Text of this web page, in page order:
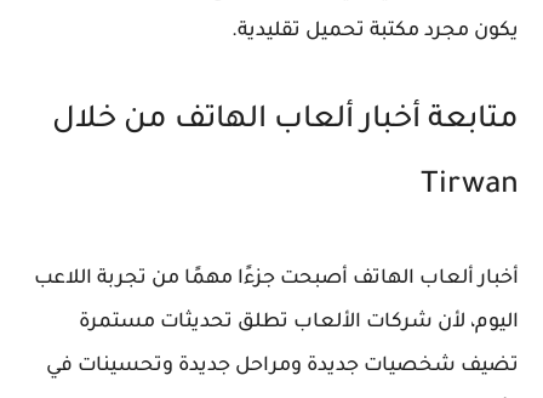
يكون مجرد مكتبة تحميل تقليدية.
متابعة أخبار ألعاب الهاتف من خلال
Tirwan
أخبار ألعاب الهاتف أصبحت جزءًا مهمًا من تجربة اللاعب
اليوم، لأن شركات الألعاب تطلق تحديثات مستمرة
تضيف شخصيات جديدة ومراحل جديدة وتحسينات في